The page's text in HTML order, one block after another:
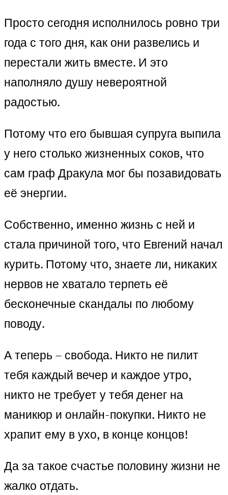
Просто сегодня исполнилось ровно три
года с того дня, как они развелись и
перестали жить вместе. И это
наполняло душу невероятной
радостью.
Потому что его бывшая супруга выпила
у него столько жизненных соков, что
сам граф Дракула мог бы позавидовать
её энергии.
Собственно, именно жизнь с ней и
стала причиной того, что Евгений начал
курить. Потому что, знаете ли, никаких
нервов не хватало терпеть её
бесконечные скандалы по любому
поводу.
А теперь – свобода. Никто не пилит
тебя каждый вечер и каждое утро,
никто не требует у тебя денег на
маникюр и онлайн-покупки. Никто не
храпит ему в ухо, в конце концов!
Да за такое счастье половину жизни не
жалко отдать.